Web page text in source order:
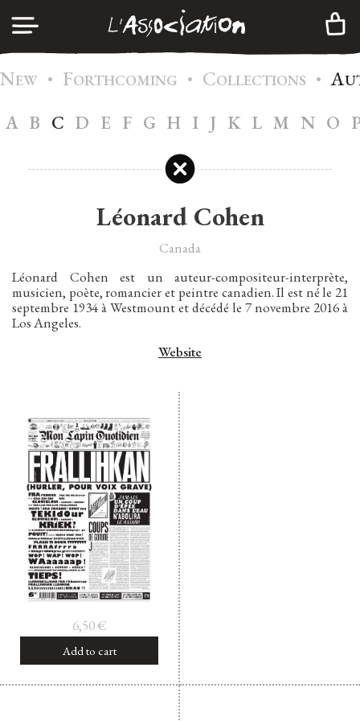
A GENDA
CATALOG
I
NEWSLETTER
Facebook Instagram Twitter
incandescence
LOG IN
CREATE AN ACCOUNT
NEW • FORTHCOMING • COLLECTIONS • A
A B C D E F G H I J K L M N O
Léonard Cohen
Canada
Léonard Cohen est un auteur-compositeur-interprète,
musicien, poète, romancier et peintre canadien. Il est né le 21
septembre 1934 à Westmount et décédé le 7 novembre 2016 à
Los Angeles.
Website
6,50€
Add to cart